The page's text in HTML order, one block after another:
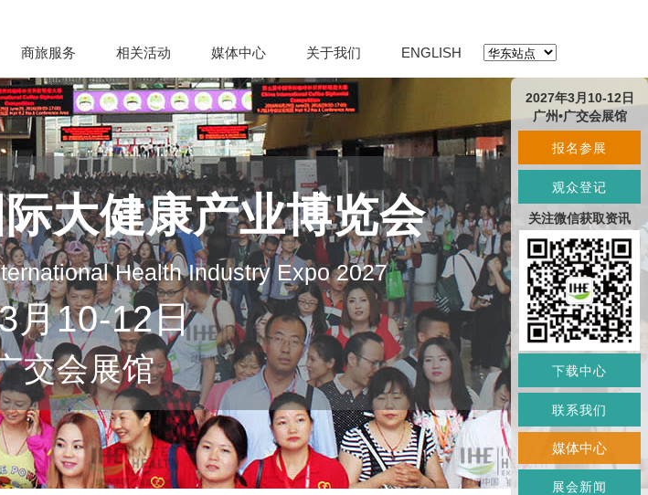
商旅服务 相关活动 媒体中心 关于我们 ENGLISH
大健康产业博览会
Health Industry Expo 2027
月10-12日
交会展馆
2027年3月10-12日
广州•广交会展馆
报名参展
观众登记
关注微信获取资讯
下载中心
联系我们
媒体中心
展会新闻